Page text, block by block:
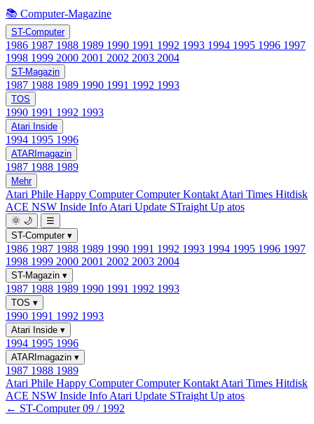
📚 Computer-Magazine
ST-Computer
1986 1987 1988 1989 1990 1991 1992 1993 1994 1995 1996 1997
1998 1999 2000 2001 2002 2003 2004
ST-Magazin
1987 1988 1989 1990 1991 1992 1993
TOS
1990 1991 1992 1993
Atari Inside
1994 1995 1996
ATARImagazin
1987 1988 1989
Mehr
Atari Phile Happy ComputerComputer Kontakt Atari Times Hitdisk
ACE NSW Inside Info Atari Update STraight Up atos
🌞 🌙
☰
ST-Computer ▾
1986 1987 1988 1989 1990 1991 1992 1993 1994 1995 1996 1997
1998 1999 2000 2001 2002 2003 2004
ST-Magazin ▾
1987 1988 1989 1990 1991 1992 1993
TOS ▾
1990 1991 1992 1993
Atari Inside ▾
1994 1995 1996
ATARImagazin ▾
1987 1988 1989
Atari Phile Happy ComputerComputer Kontakt Atari Times Hitdisk
ACE NSW Inside Info Atari Update STraight Up atos
← ST-Computer 09 / 1992